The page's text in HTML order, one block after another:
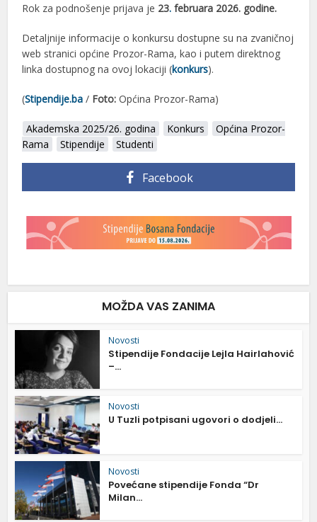
Rok za podnošenje prijava je 23. februara 2026. godine.
Detaljnije informacije o konkursu dostupne su na zvaničnoj
web stranici općine Prozor-Rama, kao i putem direktnog
linka dostupnog na ovoj lokaciji (konkurs).
(Stipendije.ba / Foto: Općina Prozor-Rama)
Akademska 2025/26. godina Konkurs
Općina Prozor-
Rama
Stipendije Studenti
Facebook
MOŽDA VAS ZANIMA
Novosti
Stipendije Fondacije Lejla Hairlahović
–...
Novosti
U Tuzli potpisani ugovori o dodjeli...
Novosti
Povećane stipendije Fonda “Dr
Milan...